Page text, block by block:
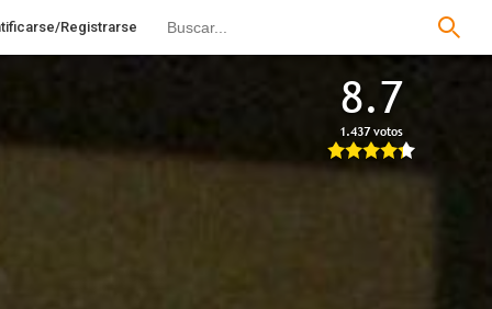
Registrarse
8.7
1.437 votos